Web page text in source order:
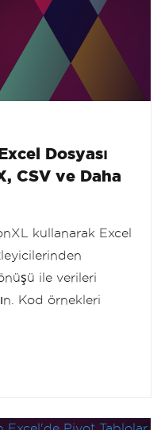
Dosyası
CSV ve Daha
kullanarak Excel
ile verileri
Kod örnekleri